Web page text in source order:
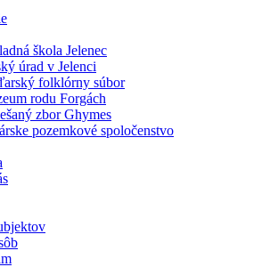
škola Jelenec
úrad v Jelenci
folklórny súbor
rodu Forgách
zbor Ghymes
pozemkové spoločenstvo